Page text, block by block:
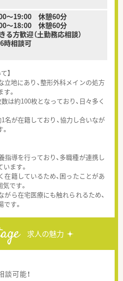
～19:00 休憩60分
18:00 休憩60分
方歓迎（土勤務応相談）
時相談可
】
地にあり、整形外科メインの処方
。
は約100枚となっており、日々多く
が在籍しており、協力し合いなが
導を行っており、多職種が連携し
ます。
籍しているため、困ったことがあ
です。
ら在宅医療にも触れられるため、
す。
求人の魅力
可能！